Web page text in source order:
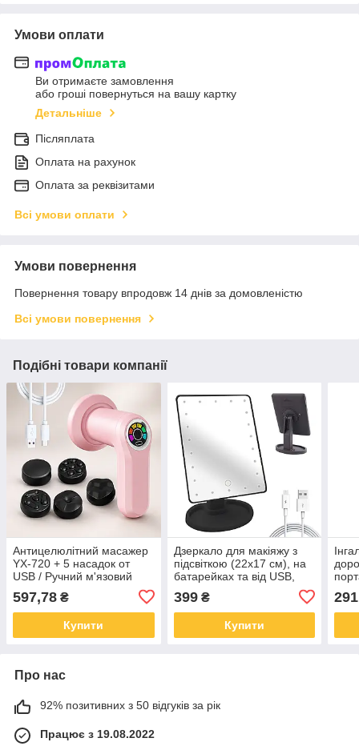
Умови оплати
Ви отримаєте замовлення
або гроші повернуться на вашу картку
Детальніше
Післяплата
Оплата на рахунок
Оплата за реквізитами
Всі умови оплати
Умови повернення
Повернення товару впродовж 14 днів за домовленістю
Всі умови повернення
Подібні товари компанії
Антицелюлітний масажер
YX-720 + 5 насадок от
USB / Ручний м'язовий
бездротовий масажер для
всього тіла
597,78 ₴
Купити
Дзеркало для макіяжу з
підсвіткою (22x17 см), на
батарейках та від USB,
NJ-230, Чорне / Сенсорне
настільне дзеркало
399₴
Купити
565
Про нас
92% позитивних з 50 відгуків за рік
Працює з 19.08.2022